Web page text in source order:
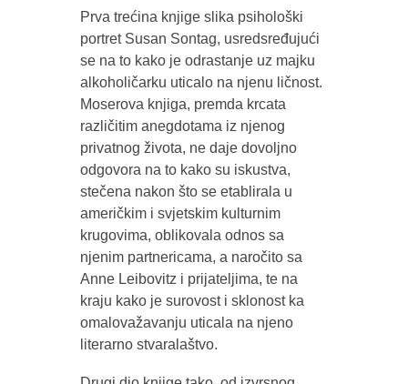
Prva trećina knjige slika psihološki
portret Susan Sontag, usredsređujući
se na to kako je odrastanje uz majku
alkoholičarku uticalo na njenu ličnost.
Moserova knjiga, premda krcata
različitim anegdotama iz njenog
privatnog života, ne daje dovoljno
odgovora na to kako su iskustva,
stečena nakon što se etablirala u
američkim i svjetskim kulturnim
krugovima, oblikovala odnos sa
njenim partnericama, a naročito sa
Anne Leibovitz i prijateljima, te na
kraju kako je surovost i sklonost ka
omalovažavanju uticala na njeno
literarno stvaralaštvo.